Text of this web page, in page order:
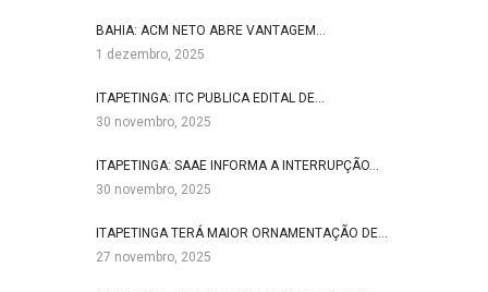
BAHIA: ACM NETO ABRE VANTAGEM…
1 dezembro, 2025
ITAPETINGA: ITC PUBLICA EDITAL DE…
30 novembro, 2025
ITAPETINGA: SAAE INFORMA A INTERRUPÇÃO…
30 novembro, 2025
ITAPETINGA TERÁ MAIOR ORNAMENTAÇÃO DE…
27 novembro, 2025